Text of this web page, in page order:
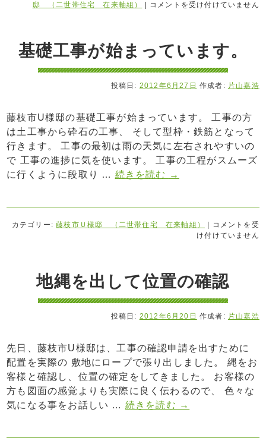
邸 （二世帯住宅 在来軸組）
コメントを受け付けていません
基礎工事が始まっています。
投稿日: 2012年6月27日 作成者: 片山嘉浩
藤枝市U様邸の基礎工事が始まっています。 工事の方
は土工事から砕石の工事、 そして型枠・鉄筋となって
行きます。 工事の最初は雨の天気に左右されやすいの
で 工事の進捗に気を使います。 工事の工程がスムーズ
に行くように段取り … 続きを読む →
カテゴリー: 藤枝市Ｕ様邸 （二世帯住宅 在来軸組）
コメントを受
け付けていません
地縄を出して位置の確認
投稿日: 2012年6月20日 作成者: 片山嘉浩
先日、藤枝市U様邸は、工事の確認申請を出すために
配置を実際の 敷地にロープで張り出しました。 縄をお
客様と確認し、位置の確定をしてきました。 お客様の
方も図面の感覚よりも実際に良く伝わるので、 色々な
気になる事をお話しい … 続きを読む →